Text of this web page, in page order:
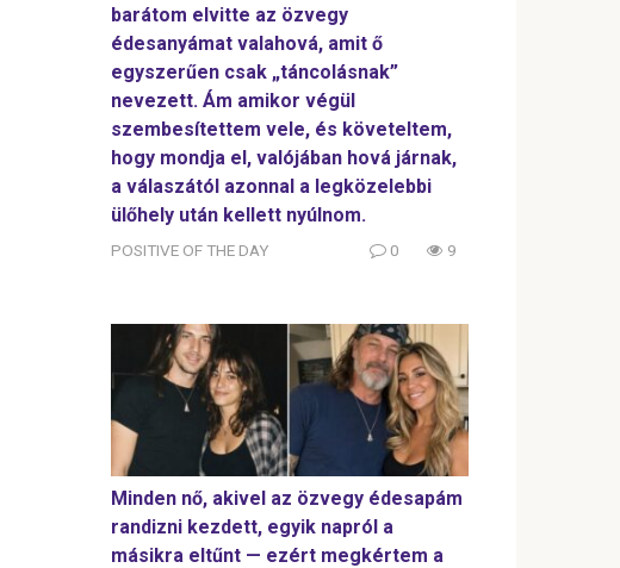
barátom elvitte az özvegy
édesanyámat valahová, amit ő
egyszerűen csak „táncolásnak”
nevezett. Ám amikor végül
szembesítettem vele, és követeltem,
hogy mondja el, valójában hová járnak,
a válaszától azonnal a legközelebbi
ülőhely után kellett nyúlnom.
POSITIVE OF THE DAY 0 9
Minden nő, akivel az özvegy édesapám
randizni kezdett, egyik napról a
másikra eltűnt — ezért megkértem a